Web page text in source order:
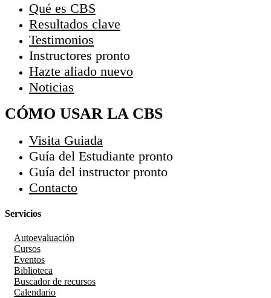
Qué es CBS
Resultados clave
Testimonios
Instructores pronto
Hazte aliado nuevo
Noticias
CÓMO USAR LA CBS
Visita Guiada
Guía del Estudiante pronto
Guía del instructor pronto
Contacto
Servicios
Autoevaluación
Cursos
Eventos
Biblioteca
Buscador de recursos
Calendario